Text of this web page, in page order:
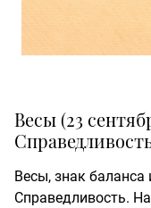
Весы (23
Весы, знак
Справедливость.